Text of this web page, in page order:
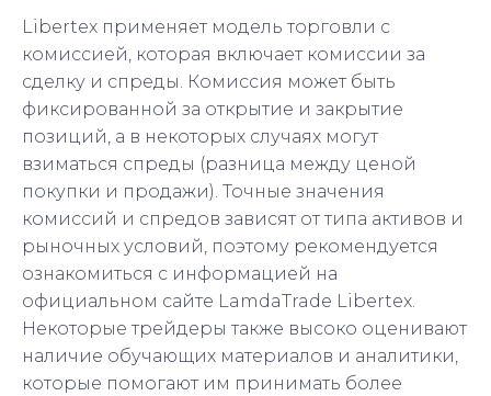
Libertex применяет модель торговли с
комиссией, которая включает комиссии за
сделку и спреды. Комиссия может быть
фиксированной за открытие и закрытие
позиций, а в некоторых случаях могут
взиматься спреды (разница между ценой
покупки и продажи). Точные значения
комиссий и спредов зависят от типа активов и
рыночных условий, поэтому рекомендуется
ознакомиться с информацией на
официальном сайте LamdaTrade Libertex.
Некоторые трейдеры также высоко оценивают
наличие обучающих материалов и аналитики,
которые помогают им принимать более